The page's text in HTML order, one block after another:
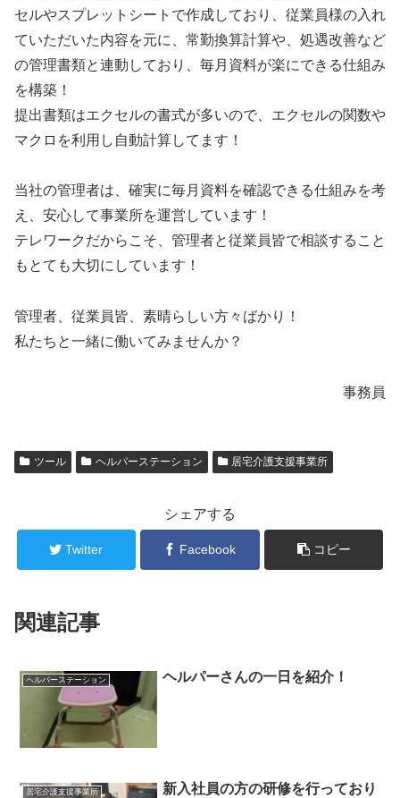
セルやスプレットシートで作成しており、従業員様の入れ
ていただいた内容を元に、常勤換算計算や、処遇改善など
の管理書類と連動しており、毎月資料が楽にできる仕組み
を構築！
提出書類はエクセルの書式が多いので、エクセルの関数や
マクロを利用し自動計算してます！
当社の管理者は、確実に毎月資料を確認できる仕組みを考
え、安心して事業所を運営しています！
テレワークだからこそ、管理者と従業員皆で相談すること
もとても大切にしています！
管理者、従業員皆、素晴らしい方々ばかり！
私たちと一緒に働いてみませんか？
事務員
ツール ヘルパーステーション 居宅介護支援事業所
シェアする
Twitter Facebook コピー
関連記事
ヘルパーステーション ヘルパーさんの一日を紹介！
居宅介護支援事業所
新入社員の方の研修を行っており